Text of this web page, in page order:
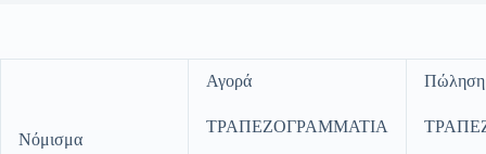
Νόμισμα
Αγορά
ΤΡΑΠΕΖΟΓΡΑΜΜΑΤΙΑ
Πώληση